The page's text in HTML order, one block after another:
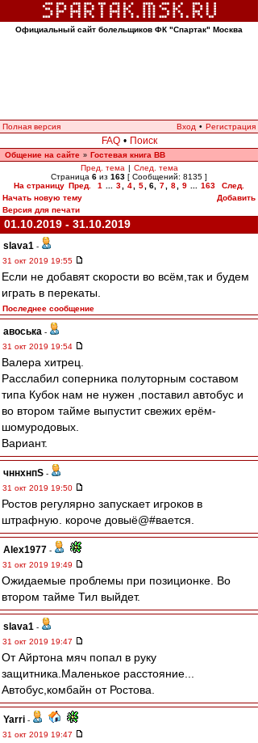
Официальный сайт болельщиков ФК "Спартак" Москва
Полная версия Вход • Регистрация
FAQ • Поиск
Общение на сайте » Гостевая книга ВВ
Пред. тема | След. тема
Страница 6 из 163 [ Сообщений: 8135 ]
На страницу Пред. 1 3 4 5 6 7 8 9 163
След.
Начать новую тему
Добавить
Версия для печати
01.10.2019 - 31.10.2019
slava1 -
31 окт 2019 19:55
Если не добавят скорости во всём,так и будем
играть в перекаты.
Последнее сообщение
авоська -
31 окт 2019 19:54
Валера хитрец.
Расслабил соперника полуторным составом
типа Кубок нам не нужен ,поставил автобус и
во втором тайме выпустит свежих ерём-
шомуродовых.
Вариант.
чннхнпS -
31 окт 2019 19:50
Ростов регулярно запускает игроков в
штрафную. короче довыё@#вается.
Alex1977 -
31 окт 2019 19:49
Ожидаемые проблемы при позиционке. Во
втором тайме Тил выйдет.
slava1 -
31 окт 2019 19:47
От Айртона мяч попал в руку
защитника.Маленькое расстояние...
Автобус,комбайн от Ростова.
Yarri -
31 окт 2019 19:47